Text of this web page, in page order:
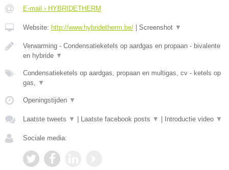
E-mail › HYBRIDETHERM
Website: http://www.hybridetherm.be/ Screenshot ▼
Verwarming - Condensatieketels op aardgas en propaan - bivalente
en hybride ▼
Condensatieketels op aardgas, propaan en multigas, cv - ketels op
gas, ▼
Openingstijden ▼
Laatste tweets ▼ Laatste facebook posts ▼ Introductie video ▼
Sociale media: